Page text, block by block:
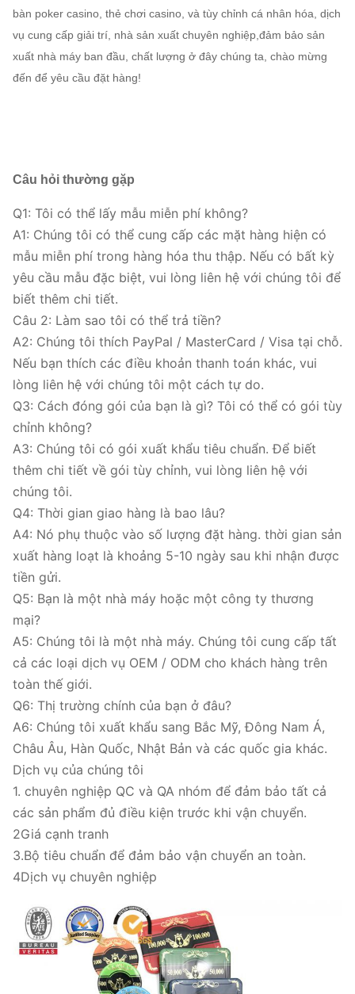
bàn poker casino, thẻ chơi casino, và tùy chỉnh cá nhân hóa, dịch
vụ cung cấp giải trí, nhà sản xuất chuyên nghiệp,đảm bảo sản
xuất nhà máy ban đầu, chất lượng ở đây chúng ta, chào mừng
đến để yêu cầu đặt hàng!
Câu hỏi thường gặp
Q1: Tôi có thể lấy mẫu miễn phí không?
A1: Chúng tôi có thể cung cấp các mặt hàng hiện có
mẫu miễn phí trong hàng hóa thu thập. Nếu có bất kỳ
yêu cầu mẫu đặc biệt, vui lòng liên hệ với chúng tôi để
biết thêm chi tiết.
Câu 2: Làm sao tôi có thể trả tiền?
A2: Chúng tôi thích PayPal / MasterCard / Visa tại chỗ.
Nếu bạn thích các điều khoản thanh toán khác, vui
lòng liên hệ với chúng tôi một cách tự do.
Q3: Cách đóng gói của bạn là gì? Tôi có thể có gói tùy
chỉnh không?
A3: Chúng tôi có gói xuất khẩu tiêu chuẩn. Để biết
thêm chi tiết về gói tùy chỉnh, vui lòng liên hệ với
chúng tôi.
Q4: Thời gian giao hàng là bao lâu?
A4: Nó phụ thuộc vào số lượng đặt hàng. thời gian sản
xuất hàng loạt là khoảng 5-10 ngày sau khi nhận được
tiền gửi.
Q5: Bạn là một nhà máy hoặc một công ty thương
mại?
A5: Chúng tôi là một nhà máy. Chúng tôi cung cấp tất
cả các loại dịch vụ OEM / ODM cho khách hàng trên
toàn thế giới.
Q6: Thị trường chính của bạn ở đâu?
A6: Chúng tôi xuất khẩu sang Bắc Mỹ, Đông Nam Á,
Châu Âu, Hàn Quốc, Nhật Bản và các quốc gia khác.
Dịch vụ của chúng tôi
1. chuyên nghiệp QC và QA nhóm để đảm bảo tất cả
các sản phẩm đủ điều kiện trước khi vận chuyển.
2Giá cạnh tranh
3.Bộ tiêu chuẩn để đảm bảo vận chuyển an toàn.
4Dịch vụ chuyên nghiệp